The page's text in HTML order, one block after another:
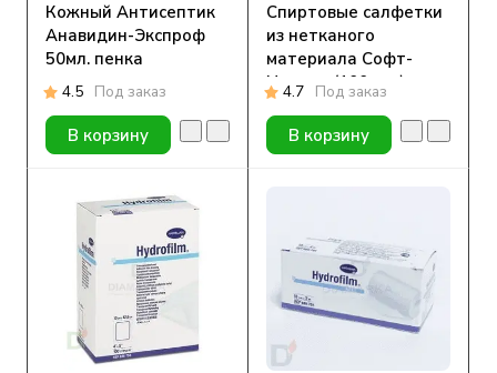
Кожный Антисептик
Анавидин-Экспроф
50мл. пенка
4.5 Под заказ
В корзину
Спиртовые салфетки
из нетканого
материала Софт-
Целлин (100 шт.)
4.7 Под заказ
В корзину